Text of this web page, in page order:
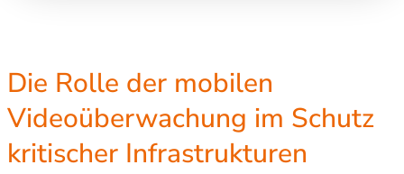
Die Rolle der mobilen
Videoüberwachung im Schutz
kritischer Infrastrukturen